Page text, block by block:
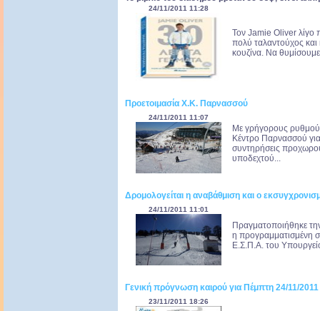
24/11/2011 11:28
Τον Jamie Oliver λίγο
πολύ ταλαντούχος
κουζίνα. Να
Προετοιμασία Χ.Κ. Παρνασσού
24/11/2011 11:07
Με γρήγορους
Κέντρο Παρνασσού
συντηρήσεις
υποδεχτού...
Δρομολογείται η αναβάθμιση και ο
24/11/2011 11:01
Πραγματοποιήθηκε
η προγραμματισμένη
Ε.Σ.Π.Α. του
Γενική πρόγνωση καιρού για Πέμπτη 24/11/2011
23/11/2011 18:26